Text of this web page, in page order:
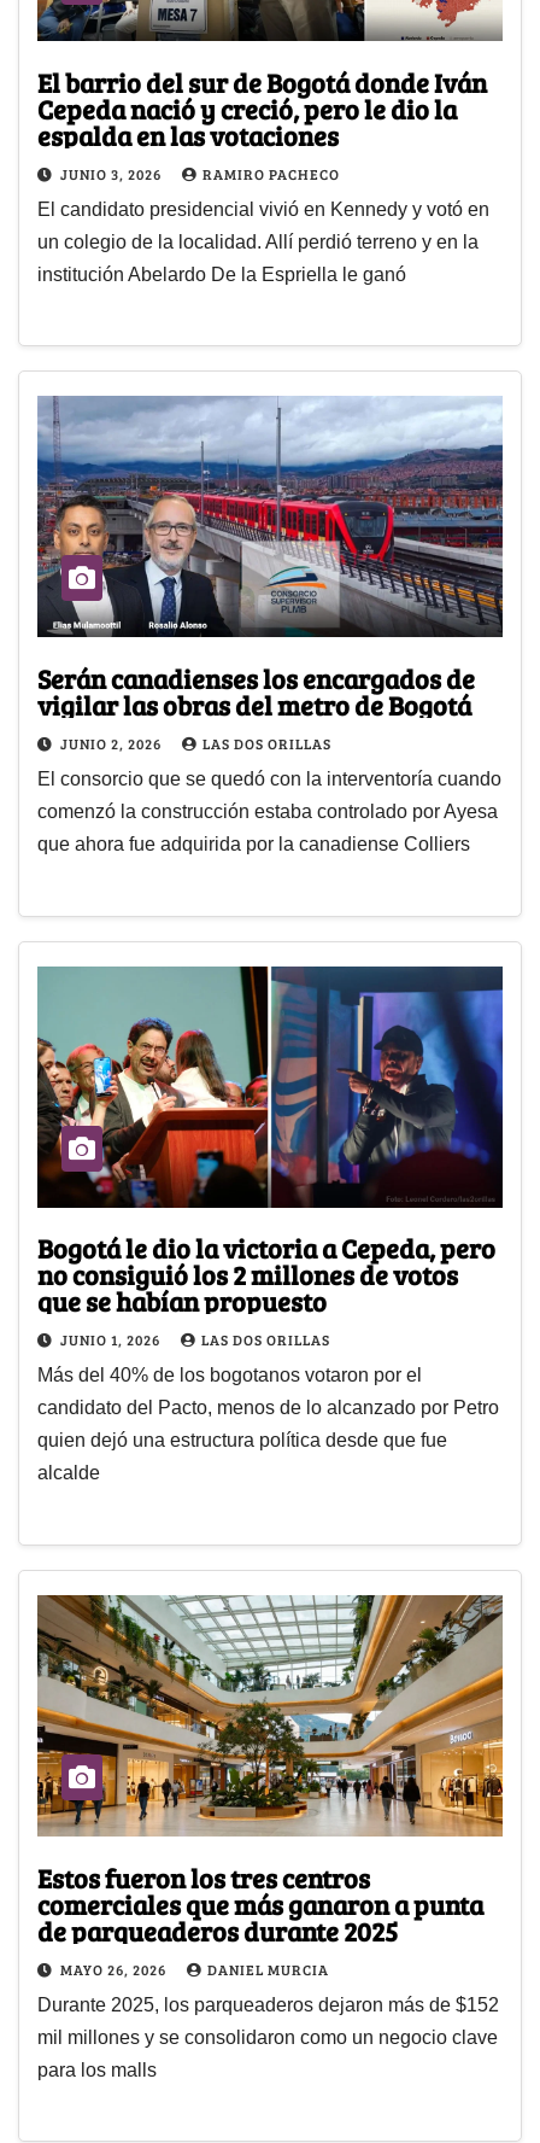
El barrio del sur de Bogotá donde Iván
Cepeda nació y creció, pero le dio la
espalda en las votaciones
JUNIO 3, 2026 RAMIRO PACHECO
El candidato presidencial vivió en Kennedy y votó en
un colegio de la localidad. Allí perdió terreno y en la
institución Abelardo De la Espriella le ganó
Serán canadienses los encargados de
vigilar las obras del metro de Bogotá
JUNIO 2, 2026 LAS DOS ORILLAS
El consorcio que se quedó con la interventoría cuando
comenzó la construcción estaba controlado por Ayesa
que ahora fue adquirida por la canadiense Colliers
Bogotá le dio la victoria a Cepeda, pero
no consiguió los 2 millones de votos
que se habían propuesto
JUNIO 1, 2026 LAS DOS ORILLAS
Más del 40% de los bogotanos votaron por el
candidato del Pacto, menos de lo alcanzado por Petro
quien dejó una estructura política desde que fue
alcalde
Estos fueron los tres centros
comerciales que más ganaron a punta
de parqueaderos durante 2025
MAYO 26, 2026 DANIEL MURCIA
Durante 2025, los parqueaderos dejaron más de $152
mil millones y se consolidaron como un negocio clave
para los malls